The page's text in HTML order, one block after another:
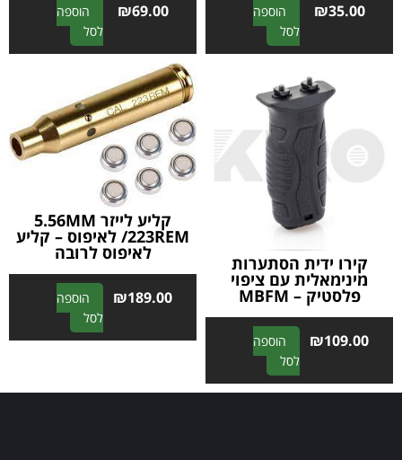
₪35.00
הוספה
לסל
A
l
e
r
a
t
₪69.00
הוספה
לסל
A
l
r
n
a
e
:
קירו ידית הסתערות
מינימאלית עם ציפוי
פלסטיק – MBFM
₪109.00
הוספה
לסל
A
l
קליע לייזר 5.56MM
/223REM לאיפוס – קליע
לאיפוס לרובה
₪189.00
הוספה
לסל
A
l
r